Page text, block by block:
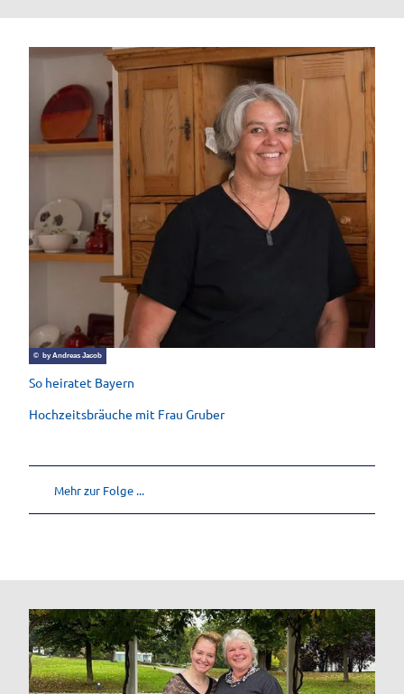
© by Andreas Jacob
So heiratet Bayern
Hochzeitsbräuche mit Frau Gruber
Mehr zur Folge ...